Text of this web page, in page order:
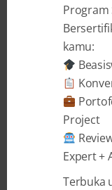
“Adventure
yang
Orlando
inkubator
merupakan
dalam
teknologi.
dinobatkan
Program
kamu:
Project
Expert +
Terbuka